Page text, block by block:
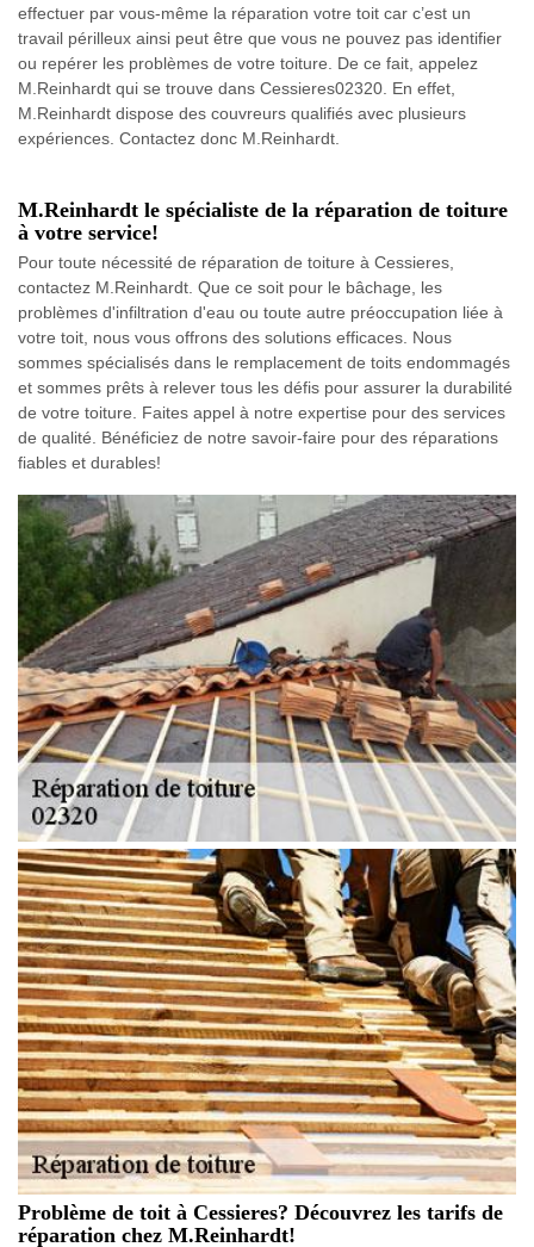
effectuer par vous-même la réparation votre toit car c’est un
travail périlleux ainsi peut être que vous ne pouvez pas identifier
ou repérer les problèmes de votre toiture. De ce fait, appelez
M.Reinhardt qui se trouve dans Cessieres02320. En effet,
M.Reinhardt dispose des couvreurs qualifiés avec plusieurs
expériences. Contactez donc M.Reinhardt.
M.Reinhardt le spécialiste de la réparation de toiture
à votre service!
Pour toute nécessité de réparation de toiture à Cessieres,
contactez M.Reinhardt. Que ce soit pour le bâchage, les
problèmes d'infiltration d'eau ou toute autre préoccupation liée à
votre toit, nous vous offrons des solutions efficaces. Nous
sommes spécialisés dans le remplacement de toits endommagés
et sommes prêts à relever tous les défis pour assurer la durabilité
de votre toiture. Faites appel à notre expertise pour des services
de qualité. Bénéficiez de notre savoir-faire pour des réparations
fiables et durables!
Problème de toit à Cessieres? Découvrez les tarifs de
réparation chez M.Reinhardt!